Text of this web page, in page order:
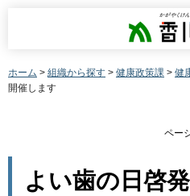
香
ホーム > 組織から探す > 健康政策課 > 健
開催します
ペー
よい歯の日啓